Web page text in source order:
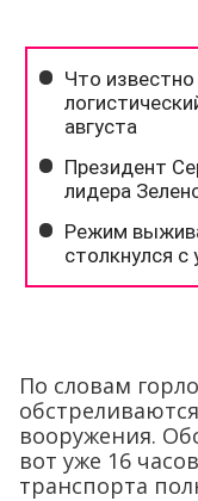
По словам
вооружения.
вот уже 16
транспорта